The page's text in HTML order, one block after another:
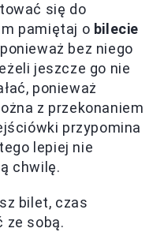
się do
pamiętaj o bilecie
bez niego
jeszcze go nie
ponieważ
z przekonaniem
przypomina
lepiej nie
chwilę.
bilet, czas
ze sobą.